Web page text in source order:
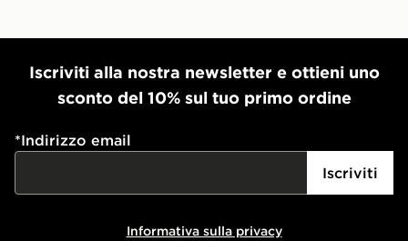
Iscriviti alla nostra newsletter e ottieni uno
sconto del 10% sul tuo primo ordine
*Indirizzo email
Iscriviti
Informativa sulla privacy